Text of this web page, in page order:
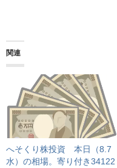
関連
へそくり株投資 本日（8.7
水）の相場。寄り付き34122